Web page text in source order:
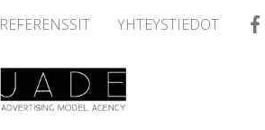
REFERENSSIT YHTEYSTIEDOT